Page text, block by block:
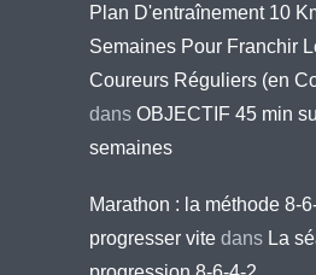
Plan D'entraînement 10
Semaines Pour Franchir
Coureurs Réguliers (en
dans OBJECTIF 45 min
semaines
Marathon : la méthode 8-
progresser vite dans La